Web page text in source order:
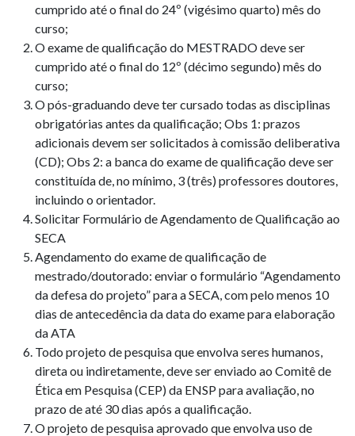
cumprido até o final do 24º (vigésimo quarto) mês do
curso;
O exame de qualificação do MESTRADO deve ser
cumprido até o final do 12º (décimo segundo) mês do
curso;
O pós-graduando deve ter cursado todas as disciplinas
obrigatórias antes da qualificação; Obs 1: prazos
adicionais devem ser solicitados à comissão deliberativa
(CD); Obs 2: a banca do exame de qualificação deve ser
constituída de, no mínimo, 3 (três) professores doutores,
incluindo o orientador.
Solicitar Formulário de Agendamento de Qualificação ao
SECA
Agendamento do exame de qualificação de
mestrado/doutorado: enviar o formulário “Agendamento
da defesa do projeto” para a SECA, com pelo menos 10
dias de antecedência da data do exame para elaboração
da ATA
Todo projeto de pesquisa que envolva seres humanos,
direta ou indiretamente, deve ser enviado ao Comitê de
Ética em Pesquisa (CEP) da ENSP para avaliação, no
prazo de até 30 dias após a qualificação.
O projeto de pesquisa aprovado que envolva uso de